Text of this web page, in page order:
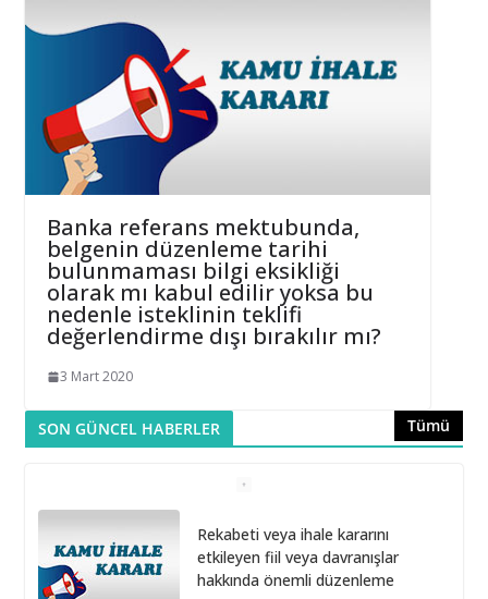
Banka referans mektubunda,
belgenin düzenleme tarihi
bulunmaması bilgi eksikliği
olarak mı kabul edilir yoksa bu
nedenle isteklinin teklifi
değerlendirme dışı bırakılır mı?
3 Mart 2020
SON GÜNCEL HABERLER Tümü
Rekabeti veya ihale kararını
etkileyen fiil veya davranışlar
hakkında önemli düzenleme